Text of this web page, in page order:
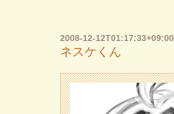
2008-12-12T01:17:33+09:00
ネスケくん